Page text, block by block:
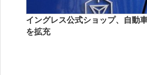
イングレス公式ショップ、自動
を拡充